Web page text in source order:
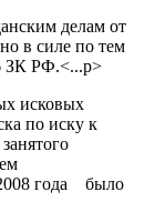
делам от
в силе по тем
ЗК РФ.<...p>
исковых
по иску к
года было